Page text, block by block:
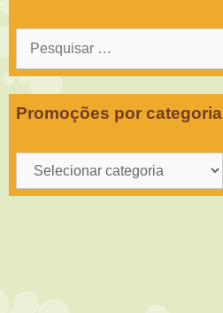
Pesquisar
Promoções por categoria
Promoções
por